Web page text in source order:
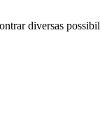
diversas